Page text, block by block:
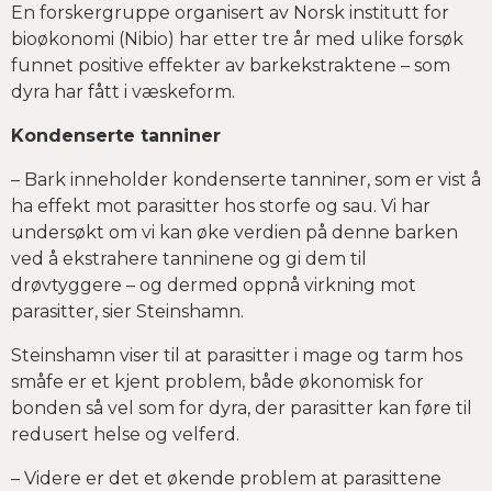
En forskergruppe organisert av Norsk institutt for
bioøkonomi (Nibio) har etter tre år med ulike forsøk
funnet positive effekter av barkekstraktene – som
dyra har fått i væskeform.
Kondenserte tanniner
– Bark inneholder kondenserte tanniner, som er vist å
ha effekt mot parasitter hos storfe og sau. Vi har
undersøkt om vi kan øke verdien på denne barken
ved å ekstrahere tanninene og gi dem til
drøvtyggere – og dermed oppnå virkning mot
parasitter, sier Steinshamn.
Steinshamn viser til at parasitter i mage og tarm hos
småfe er et kjent problem, både økonomisk for
bonden så vel som for dyra, der parasitter kan føre til
redusert helse og velferd.
– Videre er det et økende problem at parasittene